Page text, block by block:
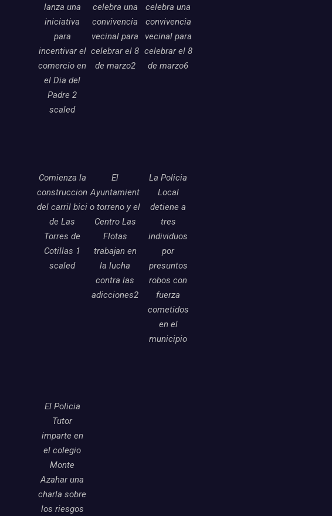
lanza una
iniciativa
para
incentivar el
comercio en
el Dia del
Padre 2
scaled
celebra una
convivencia
vecinal para
celebrar el 8
de marzo2
celebra una
convivencia
vecinal para
celebrar el 8
de marzo6
Comienza la
construccion
del carril bici
de Las
Torres de
Cotillas 1
scaled
El
Ayuntamient
o torreno y el
Centro Las
Flotas
trabajan en
la lucha
contra las
adicciones2
La Policia
Local
detiene a
tres
individuos
por
presuntos
robos con
fuerza
cometidos
en el
municipio
El Policia
Tutor
imparte en
el colegio
Monte
Azahar una
charla sobre
los riesgos